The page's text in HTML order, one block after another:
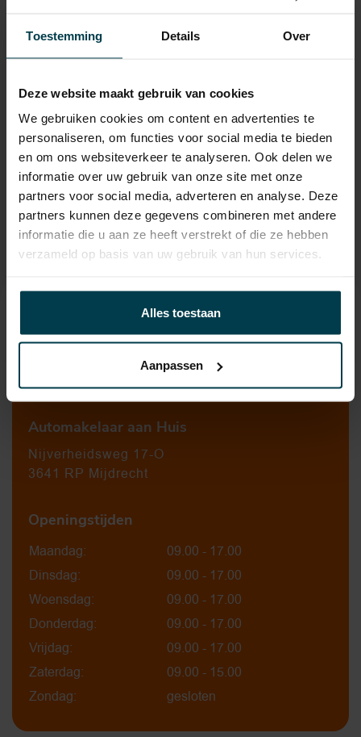
Toestemming Details Over
Deze website maakt gebruik van cookies
We gebruiken cookies om content en advertenties te
personaliseren, om functies voor social media te bieden
en om ons websiteverkeer te analyseren. Ook delen we
informatie over uw gebruik van onze site met onze
partners voor social media, adverteren en analyse. Deze
partners kunnen deze gegevens combineren met andere
informatie die u aan ze heeft verstrekt of die ze hebben
verzameld op basis van uw gebruik van hun services.
Alles toestaan
Aanpassen
Onderhoudsboekje
Bijtelling
22 %
Energielabel
Gemiddeld verbruik
5.2 L/100KM
Wegenbelasting min
€ 199 /kwartaal
Contact informatie
Automakelaar aan Huis
Nijverheidsweg 17-O
3641 RP Mijdrecht
Openingstijden
Maandag:
09.00 - 17.00
Dinsdag:
09.00 - 17.00
Woensdag:
09.00 - 17.00
Donderdag:
09.00 - 17.00
Vrijdag:
09.00 - 17.00
Zaterdag:
09.00 - 15.00
Zondag:
gesloten